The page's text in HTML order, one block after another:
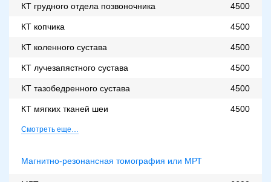
КТ грудного отдела позвоночника 4500
КТ копчика 4500
КТ коленного сустава 4500
КТ лучезапястного сустава 4500
КТ тазобедренного сустава 4500
КТ мягких тканей шеи 4500
Смотреть еще…
Магнитно-резонансная томография или МРТ